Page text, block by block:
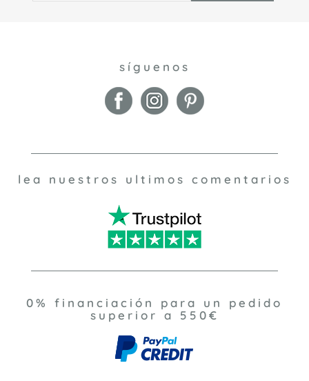
síguenos
lea nuestros ultimos comentarios
0% financiación para un pedido
superior a 550€